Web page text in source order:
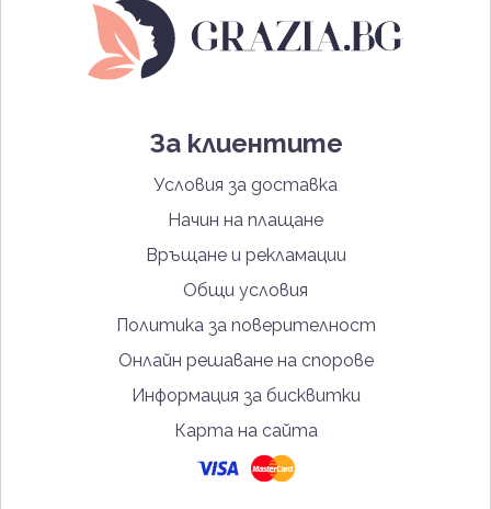
За клиентите
Условия за доставка
Начин на плащане
Връщане и рекламации
Общи условия
Политика за поверителност
Онлайн решаване на спорове
Информация за бисквитки
Карта на сайта